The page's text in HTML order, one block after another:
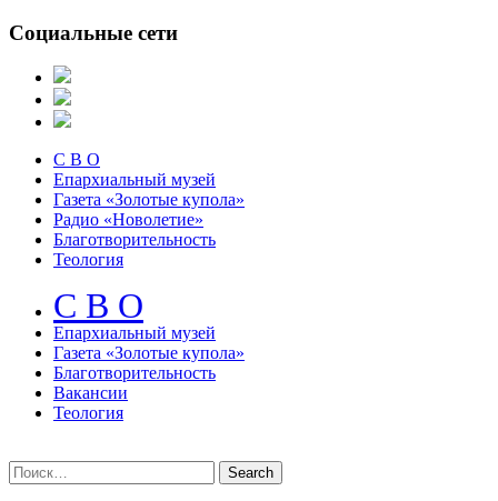
Социальные сети
С В О
Епархиальный музей
Газета «Золотые купола»
Радио «Новолетие»
Благотворительность
Теология
С В О
Епархиальный музeй
Газета «Золотые купола»
Благотворительность
Вакансии
Теология